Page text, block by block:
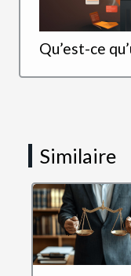
Qu’est-ce
Similaire